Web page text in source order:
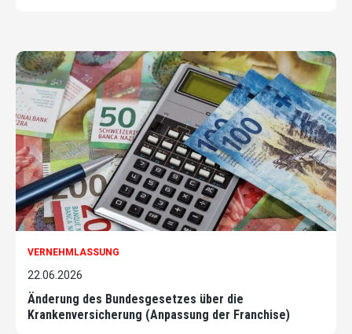
VERNEHMLASSUNG
22.06.2026
Änderung des Bundesgesetzes über die
Krankenversicherung (Anpassung der Franchise)